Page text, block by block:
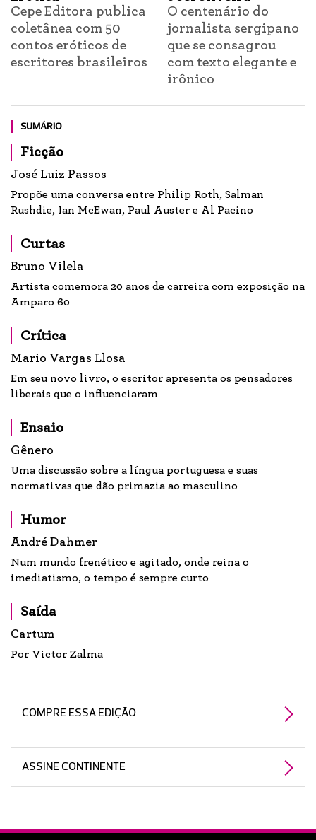
Cepe Editora publica
coletânea com 50
contos eróticos de
escritores brasileiros
O centenário do
jornalista sergipano
que se consagrou
com texto elegante e
irônico
SUMÁRIO
Ficção
José Luiz Passos
Propõe uma conversa entre Philip Roth, Salman
Rushdie, Ian McEwan, Paul Auster e Al Pacino
Curtas
Bruno Vilela
Artista comemora 20 anos de carreira com exposição na
Amparo 60
Crítica
Mario Vargas Llosa
Em seu novo livro, o escritor apresenta os pensadores
liberais que o influenciaram
Ensaio
Gênero
Uma discussão sobre a língua portuguesa e suas
normativas que dão primazia ao masculino
Humor
André Dahmer
Num mundo frenético e agitado, onde reina o
imediatismo, o tempo é sempre curto
Saída
Cartum
Por Victor Zalma
COMPRE ESSA EDIÇÃO
ASSINE CONTINENTE